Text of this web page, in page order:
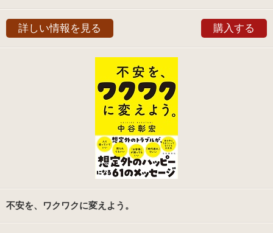
詳しい情報を見る 購入する
不安を、ワクワクに変えよう。